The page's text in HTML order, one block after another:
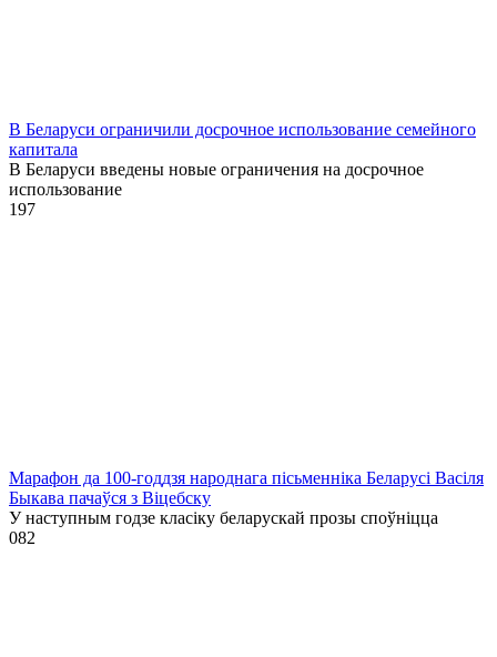
В Беларуси ограничили досрочное использование семейного
капитала
В Беларуси введены новые ограничения на досрочное
использование
197
Марафон да 100-годдзя народнага пісьменніка Беларусі Васіля
Быкава пачаўся з Віцебску
У наступным годзе класіку беларускай прозы споўніцца
082